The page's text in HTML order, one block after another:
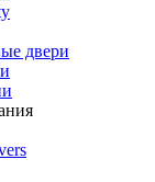
двери